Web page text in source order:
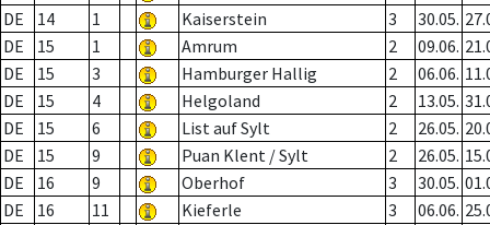
DE
14 1 Kaiserstein 3 30.05.
DE
15 1 Amrum 2 09.06.
DE
15 3 Hamburger Hallig 2 06.06.
DE
15 4 Helgoland 2 13.05.
DE
15 6 List auf Sylt 2 26.05.
DE
15 9 Puan Klent / Sylt 2 26.05.
DE
16 9 Oberhof 3 30.05.
DE
16 11 Kieferle 3 06.06.